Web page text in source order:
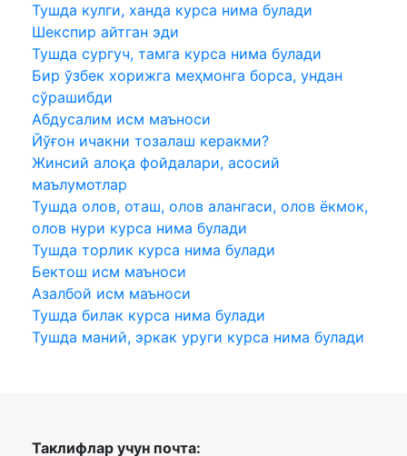
Тушда кулги, ханда курса нима булади
Шекспир айтган эди
Тушда сургуч, тамга курса нима булади
Бир ўзбек хорижга меҳмонга борса, ундан
сўрашибди
Абдусалим исм маъноси
Йўғон ичакни тозалаш керакми?
Жинсий алоқа фойдалари, асосий
маълумотлар
Тушда олов, оташ, олов алангаси, олов ёкмок,
олов нури курса нима булади
Тушда торлик курса нима булади
Бектош исм маъноси
Азалбой исм маъноси
Тушда билак курса нима булади
Тушда маний, эркак уруги курса нима булади
Таклифлар учун почта: